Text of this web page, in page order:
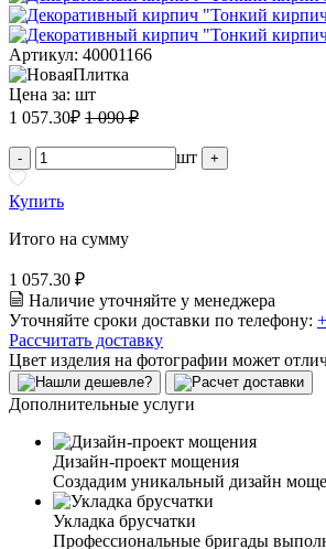
Артикул: 40001166
Цена за: шт
1 057.30₽ 1 090 ₽
- шт +
Купить
Итого на сумму
1 057.30 ₽
Наличие уточняйте у менеджера
Уточняйте сроки доставки по телефону:
Рассчитать доставку
Цвет изделия на фотографии может
Дополнительные услуги
Дизайн-проект мощения
Создадим уникальный дизайн
Укладка брусчатки
Профессиональные бригады